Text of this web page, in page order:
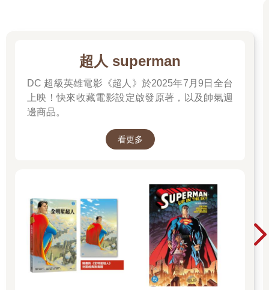
超人 superman
DC 超級英雄電影《超人》於2025年7月9日全台
上映！快來收藏電影設定啟發原著，以及帥氣週
邊商品。
看更多